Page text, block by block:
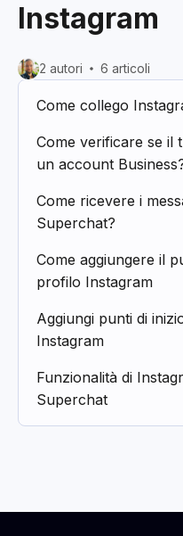
Instagram
2 autori 6 articoli
Come collego
Come verificare se il
un account
Come ricevere i
Superchat?
Come aggiungere il
profilo Instagram
Aggiungi punti di
Instagram
Funzionalità di
Superchat